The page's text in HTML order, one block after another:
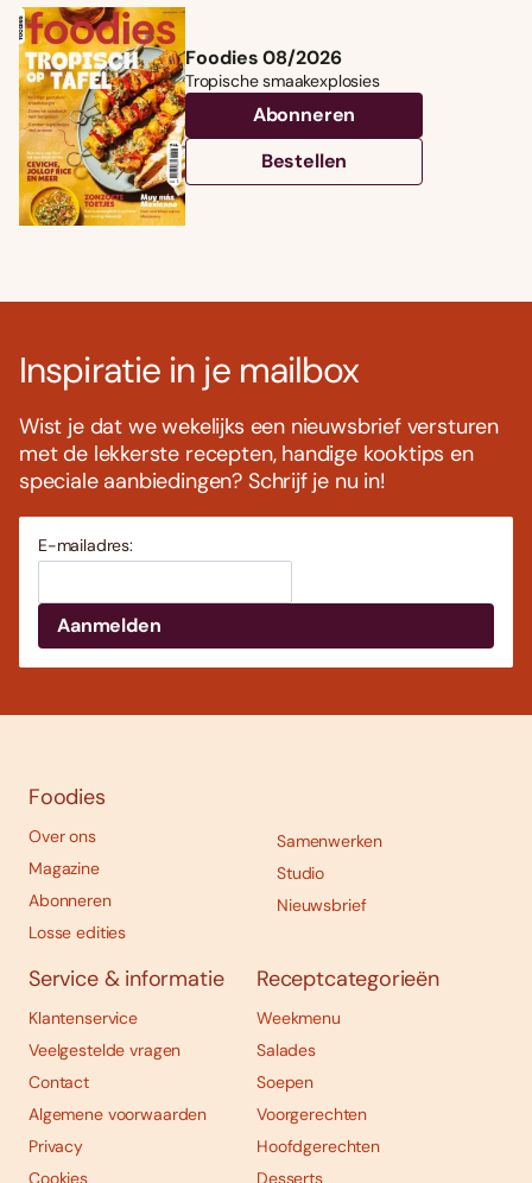
Foodies 08/2026
Tropische smaakexplosies
Abonneren
Bestellen
Inspiratie in je mailbox
Wist je dat we wekelijks een nieuwsbrief versturen
met de lekkerste recepten, handige kooktips en
speciale aanbiedingen? Schrijf je nu in!
E-mailadres:
Foodies
Over ons
Magazine
Abonneren
Losse edities
Samenwerken
Studio
Nieuwsbrief
Service & informatie
Klantenservice
Veelgestelde vragen
Contact
Algemene voorwaarden
Privacy
Cookies
Receptcategorieën
Weekmenu
Salades
Soepen
Voorgerechten
Hoofdgerechten
Desserts